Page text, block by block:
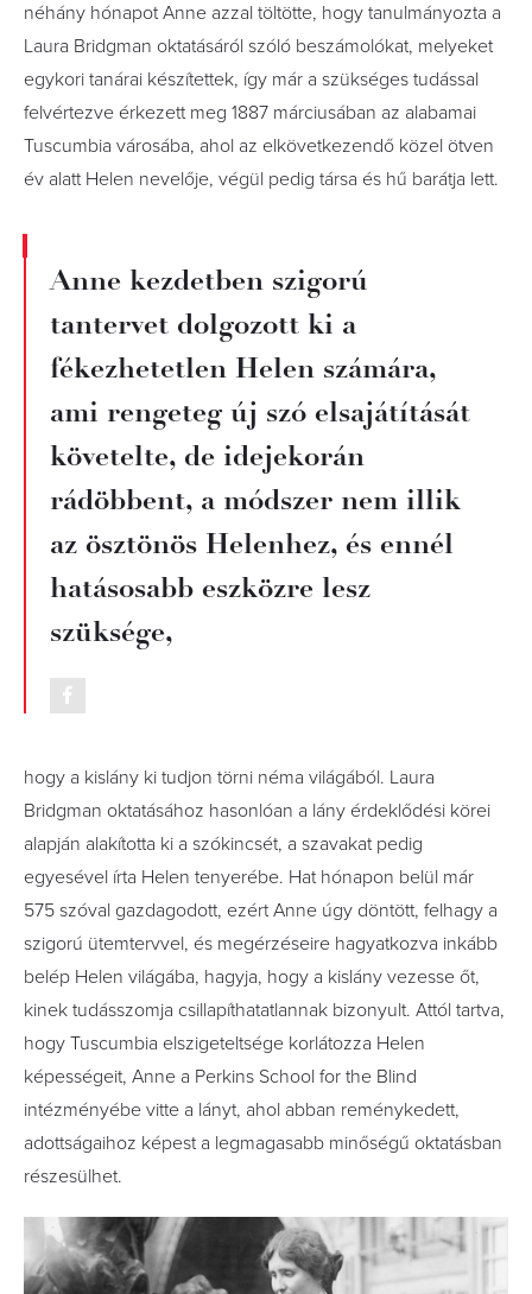
néhány hónapot Anne azzal töltötte, hogy tanulmányozta a
Laura Bridgman oktatásáról szóló beszámolókat, melyeket
egykori tanárai készítettek, így már a szükséges tudással
felvértezve érkezett meg 1887 márciusában az alabamai
Tuscumbia városába, ahol az elkövetkezendő közel ötven
év alatt Helen nevelője, végül pedig társa és hű barátja lett.
Anne kezdetben szigorú
tantervet dolgozott ki a
fékezhetetlen Helen számára,
ami rengeteg új szó elsajátítását
követelte, de idejekorán
rádöbbent, a módszer nem illik
az ösztönös Helenhez, és ennél
hatásosabb eszközre lesz
szüksége,
hogy a kislány ki tudjon törni néma világából. Laura
Bridgman oktatásához hasonlóan a lány érdeklődési körei
alapján alakította ki a szókincsét, a szavakat pedig
egyesével írta Helen tenyerébe. Hat hónapon belül már
575 szóval gazdagodott, ezért Anne úgy döntött, felhagy a
szigorú ütemtervvel, és megérzéseire hagyatkozva inkább
belép Helen világába, hagyja, hogy a kislány vezesse őt,
kinek tudásszomja csillapíthatatlannak bizonyult. Attól tartva,
hogy Tuscumbia elszigeteltsége korlátozza Helen
képességeit, Anne a Perkins School for the Blind
intézményébe vitte a lányt, ahol abban reménykedett,
adottságaihoz képest a legmagasabb minőségű oktatásban
részesülhet.